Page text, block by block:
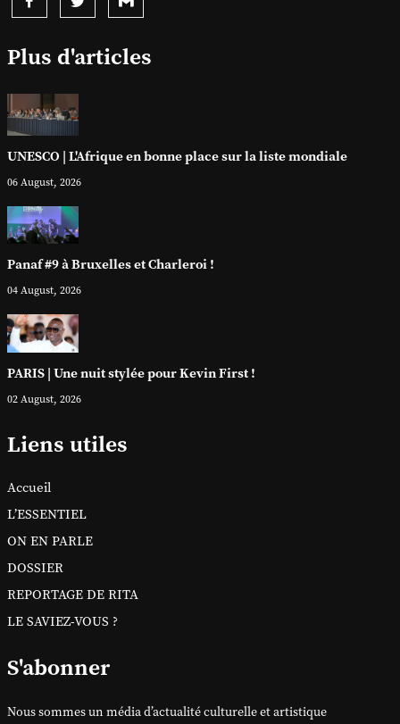
Plus d'articles
UNESCO | L'Afrique en bonne place sur la liste mondiale
06 August, 2026
Panaf #9 à Bruxelles et Charleroi !
04 August, 2026
PARIS | Une nuit stylée pour Kevin First !
02 August, 2026
Liens utiles
Accueil
L’ESSENTIEL
ON EN PARLE
DOSSIER
REPORTAGE DE RITA
LE SAVIEZ-VOUS ?
S'abonner
Nous sommes un média d’actualité culturelle et artistique